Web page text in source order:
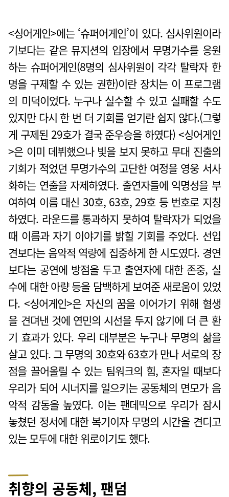
<싱어게인>에는 ‘슈퍼어게인’이 있다. 심사위원이라
기보다는 같은 뮤지션의 입장에서 무명가수를 응원
하는 슈퍼어게인(8명의 심사위원이 각각 탈락자 한
명을 구제할 수 있는 권한)이란 장치는 이 프로그램
의 미덕이었다. 누구나 실수할 수 있고 실패할 수도
있지만 다시 한 번 더 기회를 얻기란 쉽지 않다.(그렇
게 구제된 29호가 결국 준우승을 하였다) <싱어게인
>은 이미 데뷔했으나 빛을 보지 못하고 무대 진출의
기회가 적었던 무명가수의 고단한 여정을 영웅 서사
화하는 연출을 자제하였다. 출연자들에 익명성을 부
여하여 이름 대신 30호, 63호, 29호 등 번호로 지칭
하였다. 라운드를 통과하지 못하여 탈락자가 되었을
때 이름과 자기 이야기를 밝힐 기회를 주었다. 선입
견보다는 음악적 역량에 집중하게 한 시도였다. 경연
보다는 공연에 방점을 두고 출연자에 대한 존중, 실
수에 대한 아량 등을 담백하게 보여준 새로움이 있었
다. <싱어게인>은 자신의 꿈을 이어가기 위해 혐생
을 견뎌낸 것에 연민의 시선을 두지 않기에 더 큰 환
기 효과가 있다. 우리 대부분은 누구나 무명의 삶을
살고 있다. 그 무명의 30호와 63호가 만나 서로의 장
점을 끌어올릴 수 있는 팀워크의 힘, 혼자일 때보다
우리가 되어 시너지를 일으키는 공동체의 면모가 음
악적 감동을 높였다. 이는 팬데믹으로 우리가 잠시
놓쳤던 정서에 대한 복기이자 무명의 시간을 견디고
있는 모두에 대한 위로이기도 했다.
취향의 공동체, 팬덤